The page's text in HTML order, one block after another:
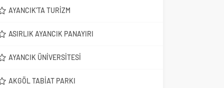
AYANCIK’TA TURIZM
ASIRLIK AYANCIK PANAYIRI
AYANCIK ÜNIVERSITESI
AKGÖL TABIAT PARKI